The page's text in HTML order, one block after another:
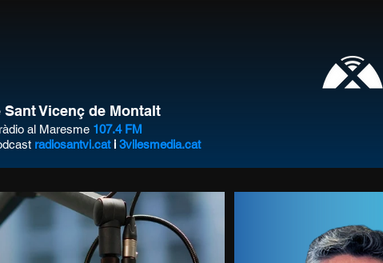
Sant Vicenç de Montalt
al Maresme 107.4 FM
radiosantvi.cati 3vilesmedia.cat